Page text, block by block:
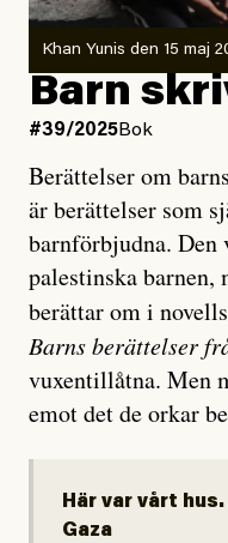
Khan Yunis den 15 maj
Barn
#39/2025Bok
Berättelser om
är berättelser som
barnförbjudna.
palestinska barnen,
berättar om i
Barns berättelser
vuxentillåtna. Men
emot det de orkar
Här var vårt
Gaza